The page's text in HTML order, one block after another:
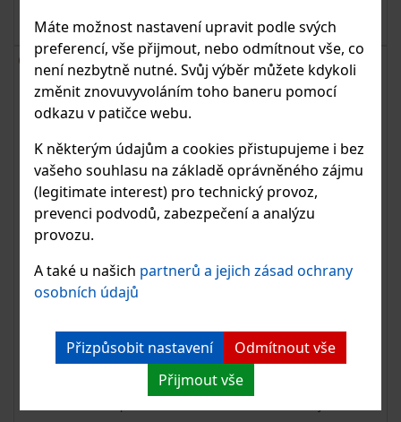
Máte možnost nastavení upravit podle svých
preferencí, vše přijmout, nebo odmítnout vše, co
není nezbytně nutné. Svůj výběr můžete kdykoli
změnit znovuvyvoláním toho baneru pomocí
odkazu v patičce webu.
K některým údajům a cookies přistupujeme i bez
vašeho souhlasu na základě oprávněného zájmu
(legitimate interest) pro technický provoz,
prevenci podvodů, zabezpečení a analýzu
provozu.
A také u našich partnerů a jejich zásad ochrany
osobních údajů
Přizpůsobit nastavení
Odmítnout vše
Přijmout vše
Koncové víčko, ploché, pro rámovou trubku
Nerezové koncové víčko pro rámovou trubku. Ploché.